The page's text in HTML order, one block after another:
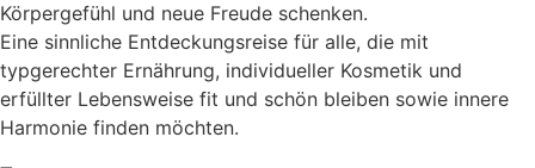
Körpergefühl und neue Freude schenken.
Eine sinnliche Entdeckungsreise für alle, die mit
typgerechter Ernährung, individueller Kosmetik und
erfüllter Lebensweise fit und schön bleiben sowie innere
Harmonie finden möchten.